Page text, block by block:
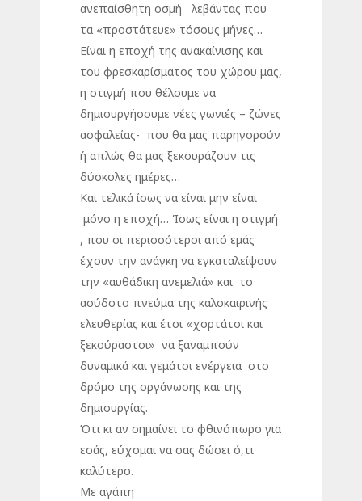
ανεπαίσθητη οσμή λεβάντας που
τα «προστάτευε» τόσους μήνες…
Είναι η εποχή της ανακαίνισης και
του φρεσκαρίσματος του χώρου μας,
η στιγμή που θέλουμε να
δημιουργήσουμε νέες γωνιές – ζώνες
ασφαλείας- που θα μας παρηγορούν
ή απλώς θα μας ξεκουράζουν τις
δύσκολες ημέρες…
Και τελικά ίσως να είναι μην είναι
μόνο η εποχή… Ίσως είναι η στιγμή
, που οι περισσότεροι από εμάς
έχουν την ανάγκη να εγκαταλείψουν
την «αυθάδικη ανεμελιά» και το
ασύδοτο πνεύμα της καλοκαιρινής
ελευθερίας και έτσι «χορτάτοι και
ξεκούραστοι» να ξαναμπούν
δυναμικά και γεμάτοι ενέργεια στο
δρόμο της οργάνωσης και της
δημιουργίας.
Ότι κι αν σημαίνει το φθινόπωρο για
εσάς, εύχομαι να σας δώσει ό,τι
καλύτερο.
Με αγάπη